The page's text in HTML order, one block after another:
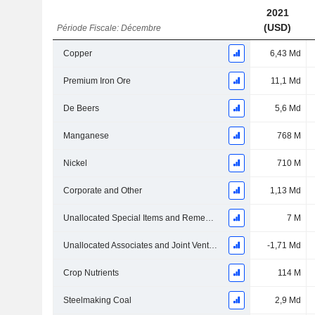
Période Fiscale: Décembre
2021
(USD)
Copper 6,43 Md
Premium Iron Ore 11,1 Md
De Beers 5,6 Md
Manganese 768 M
Nickel 710 M
Corporate and Other 1,13 Md
Unallocated Special Items and Remeasurements 7 M
Unallocated Associates and Joint Ventures -1,71 Md
Crop Nutrients 114 M
Steelmaking Coal 2,9 Md